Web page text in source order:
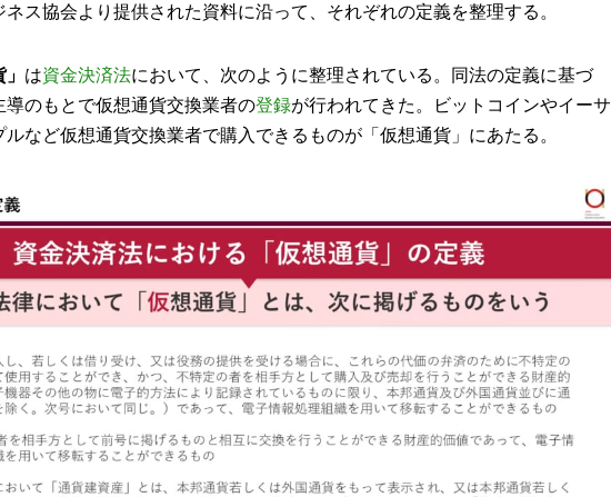
ス協会より提供された資料に沿って、それぞれの定義を整理する。
は資金決済法において、次のように整理されている。同法の定義に基づ
導のもとで仮想通貨交換業者の登録が行われてきた。ビットコインやイーサ
など仮想通貨交換業者で購入できるものが「仮想通貨」にあたる。